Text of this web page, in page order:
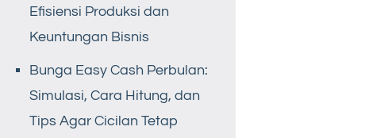
Efisiensi Produksi dan
Keuntungan Bisnis
Bunga Easy Cash Perbulan:
Simulasi, Cara Hitung, dan
Tips Agar Cicilan Tetap